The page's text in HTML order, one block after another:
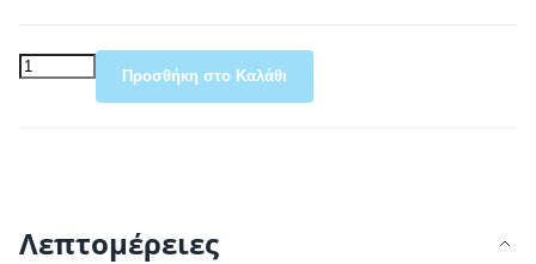
Προσθήκη στο Καλάθι
Λεπτομέρειες